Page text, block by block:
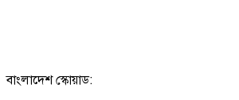
বাংলাদেশ স্কোয়াড: